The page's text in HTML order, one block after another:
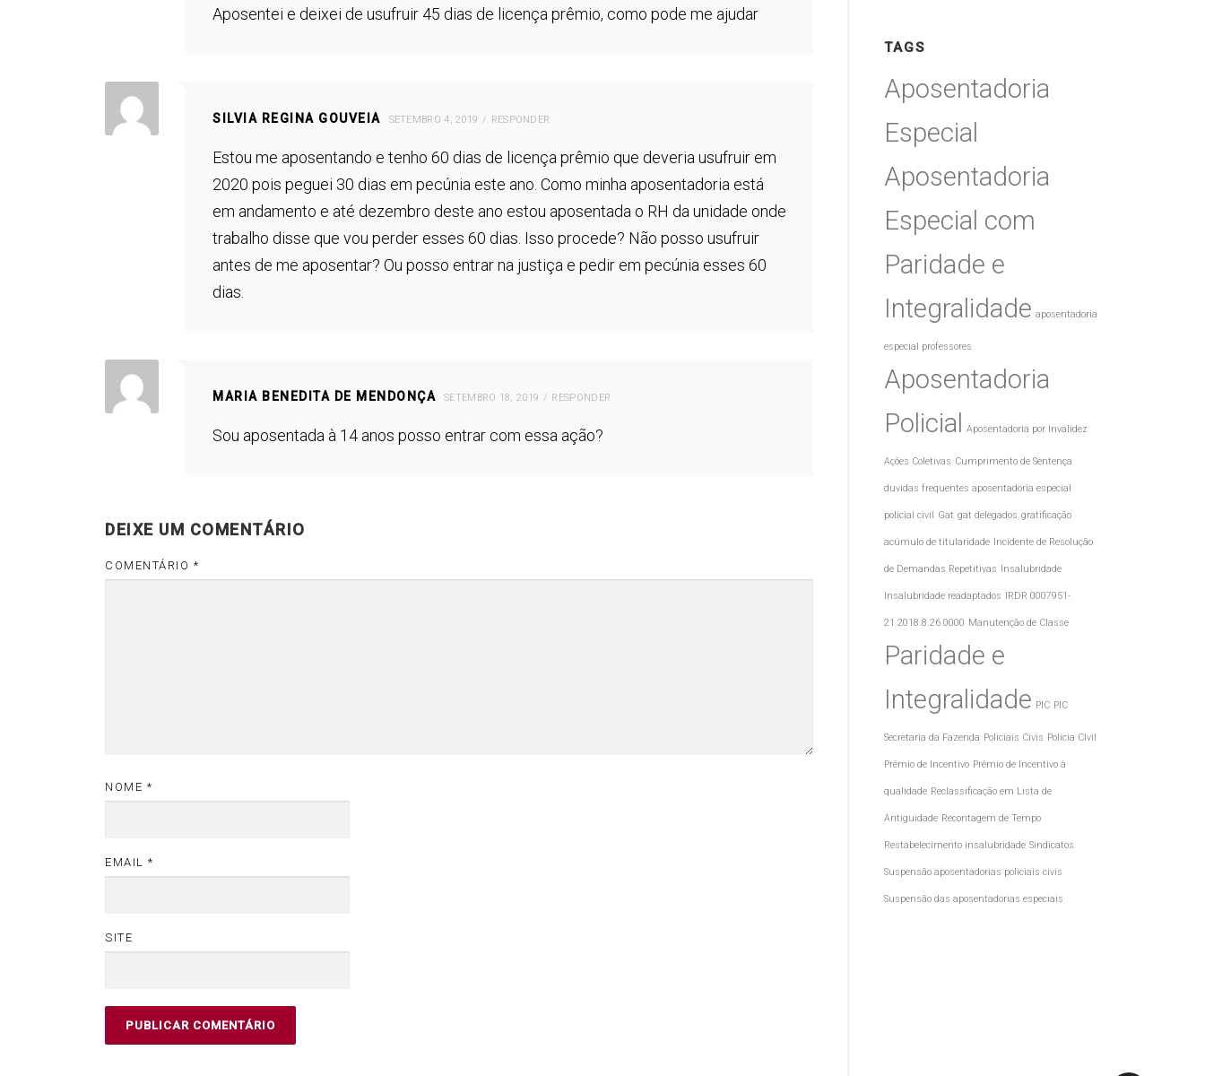
Aposentei e deixei de usufruir 45 dias de licença prêmio, como pode me ajudar
SILVIA REGINA GOUVEIA SETEMBRO 4, 2019 RESPONDER
Estou me aposentando e tenho 60 dias de licença prêmio que deveria usufruir em
2020 pois peguei 30 dias em pecúnia este ano. Como minha aposentadoria está
em andamento e até dezembro deste ano estou aposentada o RH da unidade onde
trabalho disse que vou perder esses 60 dias. Isso procede? Não posso usufruir
antes de me aposentar? Ou posso entrar na justiça e pedir em pecúnia esses 60
dias.
MARIA BENEDITA DE MENDONÇA SETEMBRO 18, 2019 RESPONDER
Sou aposentada à 14 anos posso entrar com essa ação?
DEIXE UM COMENTÁRIO
COMENTÁRIO *
NOME *
EMAIL *
SITE
TAGS
Aposentadoria
Especial
Aposentadoria
Especial com
Paridade e
Integralidade aposentadoria
especial professores
Aposentadoria
Policial
Aposentadoria por Invalidez
Ações Coletivas Cumprimento de Sentença
duvidas frequentes aposentadoria especial
policial civil Gat gat delegados gratificação
acúmulo de titularidade Incidente de Resolução
de Demandas Repetitivas Insalubridade
Insalubridade readaptados IRDR 0007951-
21.2018.8.26.0000 Manutenção de Classe
Paridade e
Integralidade PIC PIC
Secretaria da Fazenda Policiais Civis Polícia CIvil
Prêmio de Incentivo Prêmio de Incentivo à
qualidade Reclassificação em Lista de
Antiguidade Recontagem de Tempo
Restabelecimento insalubridade Sindicatos
Suspensão aposentadorias policiais civis
Suspensão das aposentadorias especiais